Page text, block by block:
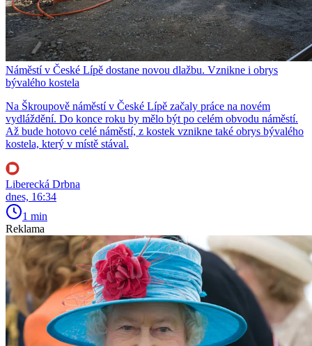
Náměstí v České Lípě dostane novou dlažbu. Vznikne i obrys
bývalého kostela
Na Škroupově náměstí v České Lípě začaly práce na novém
vydláždění. Do konce roku by mělo být po celém obvodu náměstí.
Až bude hotovo celé náměstí, z kostek vznikne také obrys bývalého
kostela, který v místě stával.
Liberecká Drbna
dnes, 16:34
1 min
Reklama